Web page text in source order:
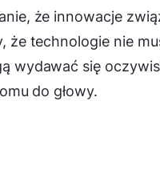
że innowacje
że technologie nie
wydawać się
do głowy.